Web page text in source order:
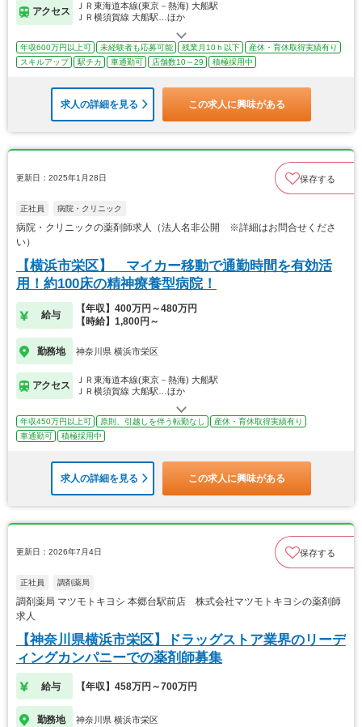
アクセス
ＪＲ東海道本線(東京－熱海) 大船駅
ＪＲ横須賀線 大船駅…ほか
年収600万円以上可 未経験者も応募可能 残業月10ｈ以下
産休・育休取得実績有り
スキルアップ
駅チカ 車通勤可 店舗数10～29 積極採用中
求人の詳細を見る この求人に興味がある
更新日：2025年1月28日 保存する
正社員 病院・クリニック
病院・クリニックの薬剤師求人（法人名非公開 ※詳細はお問合せくださ
い）
【横浜市栄区】 マイカー移動で通勤時間を有効活
用！約100床の精神療養型病院！
給与
【年収】400万円～480万円
【時給】1,800円～
勤務地 神奈川県 横浜市栄区
アクセス
ＪＲ東海道本線(東京－熱海) 大船駅
ＪＲ横須賀線 大船駅…ほか
年収450万円以上可 原則、引越しを伴う転勤なし
産休・育休取得実績有り
車通勤可
積極採用中
求人の詳細を見る この求人に興味がある
更新日：2026年7月4日 保存する
正社員 調剤薬局
調剤薬局 マツモトキヨシ 本郷台駅前店 株式会社マツモトキヨシの薬剤師
求人
【神奈川県横浜市栄区】ドラッグストア業界のリーデ
ィングカンパニーでの薬剤師募集
給与 【年収】458万円～700万円
勤務地 神奈川県 横浜市栄区